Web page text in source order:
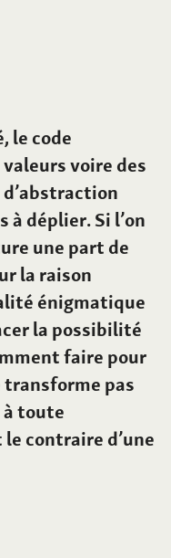
le code
voire des
à déplier. Si l’on
une part de
la raison
énigmatique
la possibilité
faire pour
transforme pas
à toute
contraire d’une